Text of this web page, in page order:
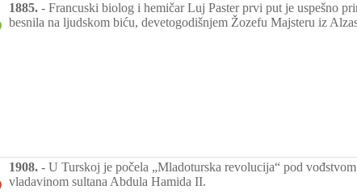
1885. - Francuski biolog i hemičar Luj Paster prvi put je uspešno
besnila na ljudskom biću, devetogodišnjem Žozefu Majsteru iz
1908. - U Turskoj je počela „Mladoturska revolucija“ pod
vladavinom sultana Abdula Hamida II.